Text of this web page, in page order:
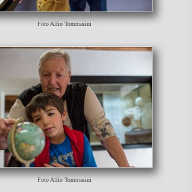
Foto Alfio Tommasini
Foto Alfio Tommasini